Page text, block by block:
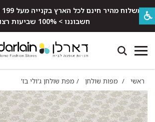
חשבוננו > 100% שביעות רצון
ראשי / מפות שולחן / מפת שולחן ג'ולי בז'